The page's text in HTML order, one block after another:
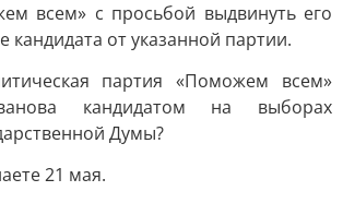
всем» с просьбой выдвинуть его
кандидата от указанной партии.
партия «Поможем всем»
кандидатом на выборах
Думы?
21 мая.